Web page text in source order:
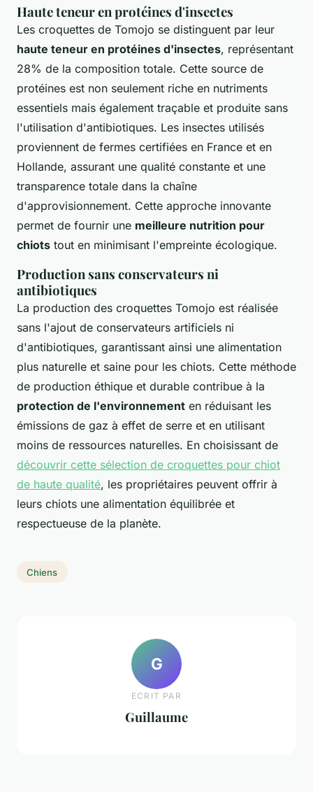
Haute teneur en protéines d'insectes
Les croquettes de Tomojo se distinguent par leur
haute teneur en protéines d'insectes, représentant
28% de la composition totale. Cette source de
protéines est non seulement riche en nutriments
essentiels mais également traçable et produite sans
l'utilisation d'antibiotiques. Les insectes utilisés
proviennent de fermes certifiées en France et en
Hollande, assurant une qualité constante et une
transparence totale dans la chaîne
d'approvisionnement. Cette approche innovante
permet de fournir une meilleure nutrition pour
chiots tout en minimisant l'empreinte écologique.
Production sans conservateurs ni
antibiotiques
La production des croquettes Tomojo est réalisée
sans l'ajout de conservateurs artificiels ni
d'antibiotiques, garantissant ainsi une alimentation
plus naturelle et saine pour les chiots. Cette méthode
de production éthique et durable contribue à la
protection de l'environnement en réduisant les
émissions de gaz à effet de serre et en utilisant
moins de ressources naturelles. En choisissant de
découvrir cette sélection de croquettes pour chiot
de haute qualité, les propriétaires peuvent offrir à
leurs chiots une alimentation équilibrée et
respectueuse de la planète.
Chiens
G
ECRIT PAR
Guillaume